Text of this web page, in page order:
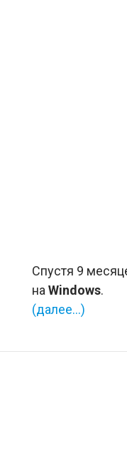
Спустя 9
на Windows.
(далее…)